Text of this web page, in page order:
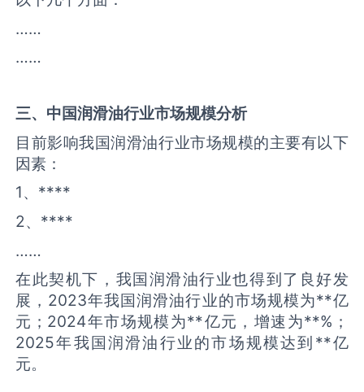
……
……
三、中国润滑油行业市场规模分析
目前影响我国润滑油行业市场规模的主要有以下
因素：
1、****
2、****
……
在此契机下，我国润滑油行业也得到了良好发
展，2023年我国润滑油行业的市场规模为**亿
元；2024年市场规模为**亿元，增速为**%；
2025年我国润滑油行业的市场规模达到**亿
元。